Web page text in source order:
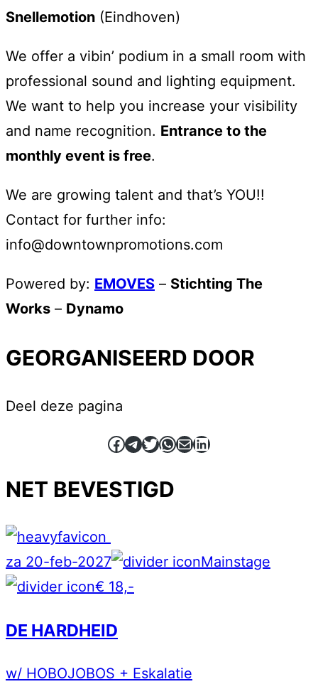
Snellemotion (Eindhoven)
We offer a vibin’ podium in a small room with
professional sound and lighting equipment.
We want to help you increase your visibility
and name recognition. Entrance to the
monthly event is free.
We are growing talent and that’s YOU!!
Contact for further info:
info@downtownpromotions.com
Powered by: EMOVES – Stichting The
Works – Dynamo
GEORGANISEERD DOOR
Deel deze pagina
Facebook
Telegram
Twitter
WhatsApp
E-mailLinkedIn
NET BEVESTIGD
za 20-feb-2027
Mainstage
€ 18,-
DE HARDHEID
w/ HOBOJOBOS + Eskalatie